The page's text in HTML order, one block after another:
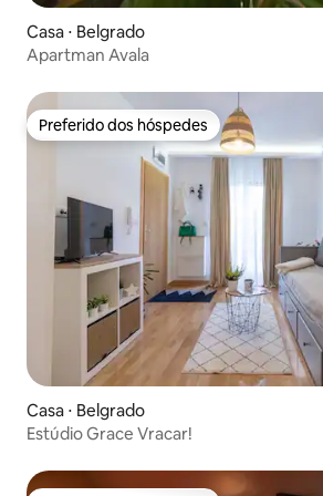
Casa ⋅ Belgrado
Apartman Avala
Preferido dos hóspedes
Preferido dos hóspedes
Casa ⋅ Belgrado
Estúdio Grace Vracar!